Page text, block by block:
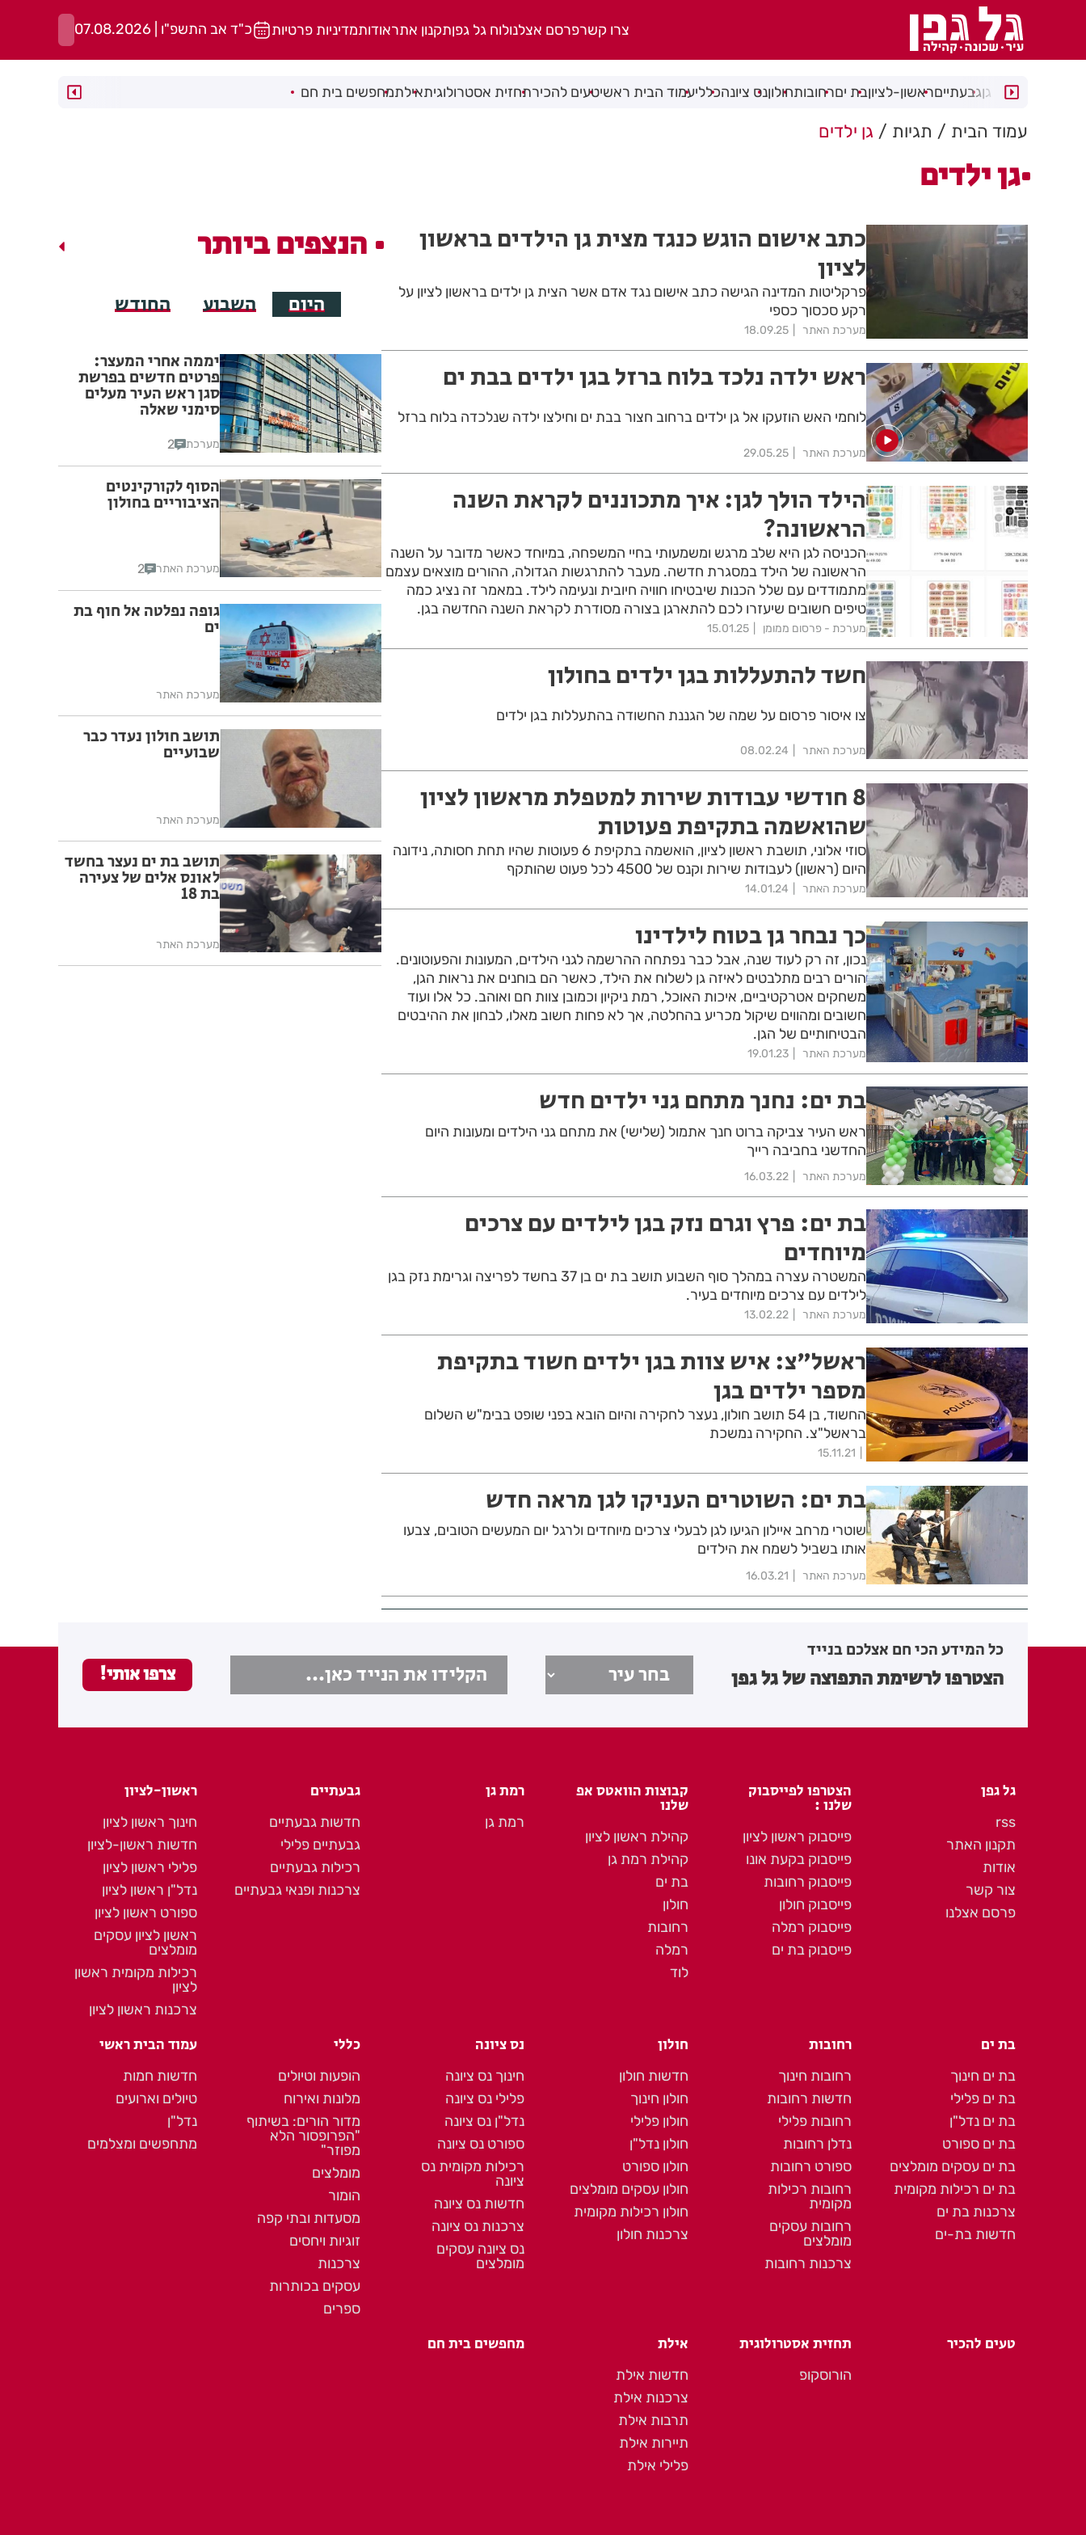
צרו קשרפרסם אצלנולוח גל גפןתקנון אתראודותמדיניות פרטיות כ"ד אב התשפ"ו | 07.08.2026
רמת גןגבעתייםראשון-לציוןבת יםרחובותחולוןנס ציונהכלליעמוד הבית ראשיטעים להכירתחזית אסטרולוגיתאילתמחפשים בית חם
עמוד הבית תגיות גן ילדים
גן ילדים
כתב אישום הוגש כנגד מצית גן הילדים בראשון
לציון
פרקליטות המדינה הגישה כתב אישום נגד אדם אשר הצית גן ילדים בראשון לציון על
רקע סכסוך כספי
מערכת האתר 18.09.25
ראש ילדה נלכד בלוח ברזל בגן ילדים בבת ים
לוחמי האש הוזעקו אל גן ילדים ברחוב חצור בבת ים וחילצו ילדה שנלכדה בלוח ברזל
מערכת האתר 29.05.25
הילד הולך לגן: איך מתכוננים לקראת השנה
הראשונה?
הכניסה לגן היא שלב מרגש ומשמעותי בחיי המשפחה, במיוחד כאשר מדובר על השנה
הראשונה של הילד במסגרת חדשה. מעבר להתרגשות הגדולה, ההורים מוצאים עצמם
מתמודדים עם שלל הכנות שיבטיחו חוויה חיובית ונעימה לילד. במאמר זה נציג כמה
טיפים חשובים שיעזרו לכם להתארגן בצורה מסודרת לקראת השנה החדשה בגן.
מערכת - פרסום ממומן 15.01.25
חשד להתעללות בגן ילדים בחולון
צו איסור פרסום על שמה של הגננת החשודה בהתעללות בגן ילדים
מערכת האתר 08.02.24
8 חודשי עבודות שירות למטפלת מראשון לציון
שהואשמה בתקיפת פעוטות
סוזי אלוני, תושבת ראשון לציון, הואשמה בתקיפת 6 פעוטות שהיו תחת חסותה, נידונה
היום (ראשון) לעבודות שירות וקנס של 4500 לכל פעוט שהותקף
מערכת האתר 14.01.24
כך נבחר גן בטוח לילדינו
נכון, זה רק לעוד שנה, אבל כבר נפתחה ההרשמה לגני הילדים, המעונות והפעוטונים.
הורים רבים מתלבטים לאיזה גן לשלוח את הילד, כאשר הם בוחנים את נראות הגן,
משחקים אטרקטיביים, איכות האוכל, רמת ניקיון וכמובן צוות חם ואוהב. כל אלו ועוד
חשובים ומהווים שיקול מכריע בהחלטה, אך לא פחות חשוב מאלו, לבחון את ההיבטים
הבטיחותיים של הגן.
מערכת האתר 19.01.23
בת ים: נחנך מתחם גני ילדים חדש
ראש העיר צביקה ברוט חנך אתמול (שלישי) את מתחם גני הילדים ומעונות היום
החדשני בחביבה רייך
מערכת האתר 16.03.22
בת ים: פרץ וגרם נזק בגן לילדים עם צרכים
מיוחדים
המשטרה עצרה במהלך סוף השבוע תושב בת ים בן 37 בחשד לפריצה וגרימת נזק בגן
לילדים עם צרכים מיוחדים בעיר.
מערכת האתר 13.02.22
ראשל"צ: איש צוות בגן ילדים חשוד בתקיפת
מספר ילדים בגן
החשוד, בן 54 תושב חולון, נעצר לחקירה והיום הובא בפני שופט בבימ"ש השלום
בראשל"צ. החקירה נמשכת
15.11.21
בת ים: השוטרים העניקו לגן מראה חדש
שוטרי מרחב איילון הגיעו לגן לבעלי צרכים מיוחדים ולרגל יום המעשים הטובים, צבעו
אותו בשביל לשמח את הילדים
מערכת האתר 16.03.21
הנצפים ביותר
היום השבוע החודש
יממה אחרי המעצר:
פרטים חדשים בפרשת
סגן ראש העיר מעלים
סימני שאלה
מערכת 2
הסוף לקורקינטים
הציבוריים בחולון
מערכת האתר 2
גופה נפלטה אל חוף בת
ים
מערכת האתר
תושב חולון נעדר כבר
שבועיים
מערכת האתר
תושב בת ים נעצר בחשד
לאונס אלים של צעירה
בת 18
מערכת האתר
כל המידע הכי חם אצלכם בנייד
הצטרפו לרשימת התפוצה של גל גפן
גל גפן
rss
תקנון האתר
אודות
צור קשר
פרסם אצלנו
הצטרפו לפייסבוק
שלנו :
פייסבוק ראשון לציון
פייסבוק בקעת אונו
פייסבוק רחובות
פייסבוק חולון
פייסבוק רמלה
פייסבוק בת ים
קבוצות הוואטס אפ
שלנו
קהילת ראשון לציון
קהילת רמת גן
בת ים
חולון
רחובות
רמלה
לוד
רמת גן
רמת גן
גבעתיים
חדשות גבעתיים
גבעתיים פלילי
רכילות גבעתיים
צרכנות ופנאי גבעתיים
ראשון-לציון
חינוך ראשון לציון
חדשות ראשון-לציון
פלילי ראשון לציון
נדל"ן ראשון לציון
ספורט ראשון לציון
ראשון לציון עסקים
מומלצים
רכילות מקומית ראשון
לציון
צרכנות ראשון לציון
בת ים
בת ים חינוך
בת ים פלילי
בת ים נדל"ן
בת ים ספורט
בת ים עסקים מומלצים
בת ים רכילות מקומית
צרכנות בת ים
חדשות בת-ים
רחובות
רחובות חינוך
חדשות רחובות
רחובות פלילי
נדלן רחובות
ספורט רחובות
רחובות רכילות
מקומית
רחובות עסקים
מומלצים
צרכנות רחובות
חולון
חדשות חולון
חולון חינוך
חולון פלילי
חולון נדל"ן
חולון ספורט
חולון עסקים מומלצים
חולון רכילות מקומית
צרכנות חולון
נס ציונה
חינוך נס ציונה
פלילי נס ציונה
נדל"ן נס ציונה
ספורט נס ציונה
רכילות מקומית נס
ציונה
חדשות נס ציונה
צרכנות נס ציונה
נס ציונה עסקים
מומלצים
כללי
הופעות וטיולים
מלונות ואירוח
מדור הורים: בשיתוף
"הפרופסור הלא
מפוזר"
מומלצים
הומור
מסעדות ובתי קפה
זוגיות ויחסים
צרכנות
עסקים בכותרות
ספרים
עמוד הבית ראשי
חדשות חמות
טיולים וארועים
נדל"ן
מתחפשים ומצלמים
טעים להכיר תחזית אסטרולוגית
הורוסקופ
אילת
חדשות אילת
צרכנות אילת
תרבות אילת
תיירות אילת
פלילי אילת
מחפשים בית חם